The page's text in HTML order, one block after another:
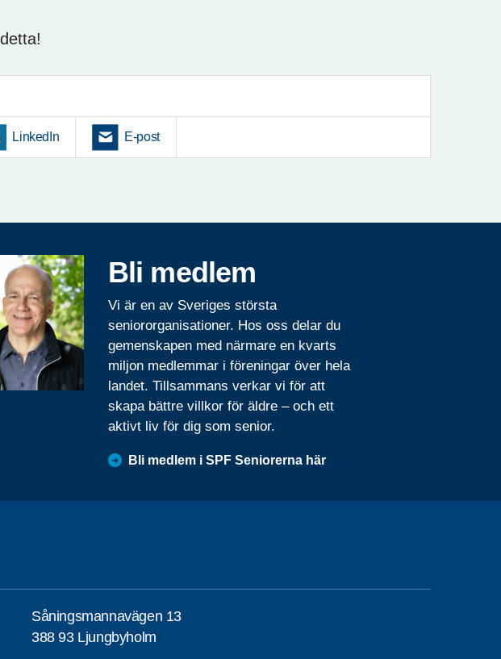
LinkedIn E-post
Bli medlem
Vi är en av Sveriges största
seniororganisationer. Hos oss delar du
gemenskapen med närmare en kvarts
miljon medlemmar i föreningar över hela
landet. Tillsammans verkar vi för att
skapa bättre villkor för äldre – och ett
aktivt liv för dig som senior.
Bli medlem i SPF Seniorerna här
Såningsmannavägen 13
388 93 Ljungbyholm